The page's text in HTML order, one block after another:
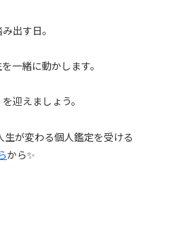
出す日。
一緒に動かします。
迎えましょう。
が変わる個人鑑定を受ける
から✨